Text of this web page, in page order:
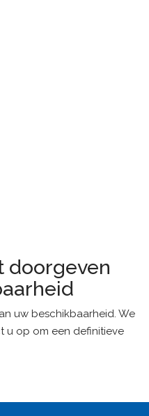
doorgeven
uw beschikbaarheid. We
u op om een definitieve